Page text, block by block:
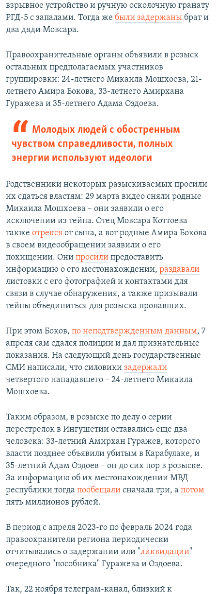
взрывное устройство и ручную осколочную гранату
РГД-5 с запалами. Тогда же были задержаны брат и
два дяди Мовсара.
Правоохранительные органы объявили в розыск
остальных предполагаемых участников
группировки: 24-летнего Микаила Мошхоева, 21-
летнего Амира Бокова, 33-летнего Амирхана
Гуражева и 35-летнего Адама Оздоева.
Молодых людей с обостренным
чувством справедливости, полных
энергии используют идеологи
Родственники некоторых разыскиваемых просили
их сдаться властям: 29 марта видео сняли родные
Микаила Мошхоева – они заявили о его
исключении из тейпа. Отец Мовсара Коттоева
также отрекся от сына, а вот родные Амира Бокова
в своем видеообращении заявили о его
похищении. Они просили предоставить
информацию о его местонахождении, раздавали
листовки с его фотографией и контактами для
связи в случае обнаружения, а также призывали
тейпы объединиться для розыска пропавших.
При этом Боков, по неподтвержденным данным, 7
апреля сам сдался полиции и дал признательные
показания. На следующий день государственные
СМИ написали, что силовики задержали
четвертого нападавшего – 24-летнего Микаила
Мошхоева.
Таким образом, в розыске по делу о серии
перестрелок в Ингушетии оставались еще два
человека: 33-летний Амирхан Гуражев, которого
власти позднее объявили убитым в Карабулаке, и
35-летний Адам Оздоев – он до сих пор в розыске.
За информацию об их местонахождении МВД
республики тогда пообещали сначала три, а потом
пять миллионов рублей.
В период с апреля 2023-го по февраль 2024 года
правоохранители региона периодически
отчитывались о задержании или "ликвидации"
очередного "пособника" Гуражева и Оздоева.
Так, 22 ноября телеграм-канал, близкий к